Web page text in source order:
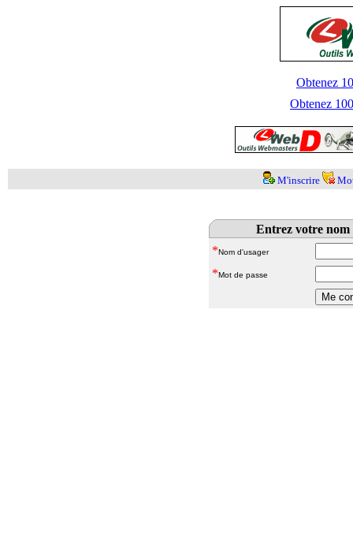
Obtenez
Obtenez
M'inscrire
Entrez votre nom
*Nom d'usager
*Mot de passe